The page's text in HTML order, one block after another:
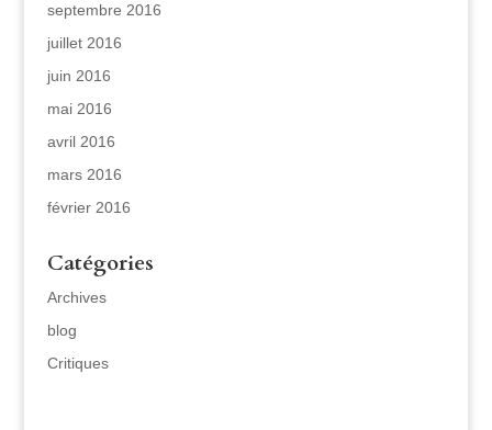
septembre 2016
juillet 2016
juin 2016
mai 2016
avril 2016
mars 2016
février 2016
Catégories
Archives
blog
Critiques